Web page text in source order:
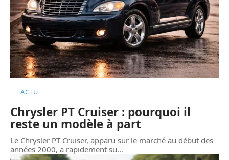
ACTU
Chrysler PT Cruiser : pourquoi il
reste un modèle à part
Le Chrysler PT Cruiser, apparu sur le marché au début des
années 2000, a rapidement su…